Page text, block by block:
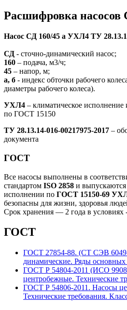
Расшифровка насосов
Насос СД 160/45 а УХЛ4 ТУ
СД - сточно-динамический насос;
160 – подача, м3/ч;
45 – напор, м;
а, б - индекс обточки рабочего
диаметры рабочего колеса).
УХЛ4 – климатическое исполнение
по ГОСТ 15150
ТУ 28.13.14-016-00217975-2017 –
документа
ГОСТ
Все насосы выполнены в
стандартом ISO 2858 и
исполнении по ГОСТ 15150-69
безопасны для жизни, здоровья
Срок хранения — 2 года в условиях
ГОСТ
ГОСТ 27854-88. (СТ СЭВ
динамические. Ряды основных
ГОСТ Р 54804-2011 (ИСО
центробежные. Технические
ГОСТ Р 54806-2011. Насосы
Технические требования.